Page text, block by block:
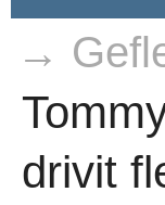
→
drivit